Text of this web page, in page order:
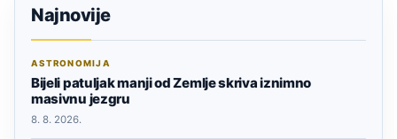
Najnovije
ASTRONOMIJA
Bijeli patuljak manji od Zemlje skriva iznimno
masivnu jezgru
8. 8. 2026.